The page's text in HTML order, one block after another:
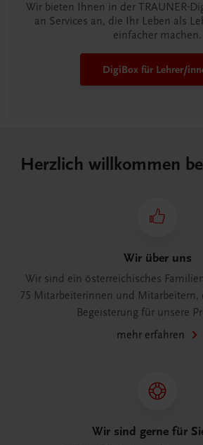
Wir bieten Ihnen in der TRAUNER-
an Services an, die Ihr Leben als
einfacher machen.
DigiBox für Lehrer/
Herzlich willkommen
Wir über uns
Wir sind ein österreichisches
75 Mitarbeiterinnen und Mitarbeitern,
Begeisterung für unsere
mehr erfahren
Wir sind gerne für